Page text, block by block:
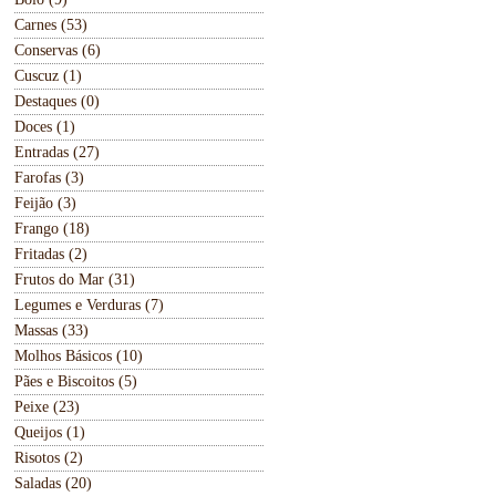
Carnes (53)
Conservas (6)
Cuscuz (1)
Destaques (0)
Doces (1)
Entradas (27)
Farofas (3)
Feijão (3)
Frango (18)
Fritadas (2)
Frutos do Mar (31)
Legumes e Verduras (7)
Massas (33)
Molhos Básicos (10)
Pães e Biscoitos (5)
Peixe (23)
Queijos (1)
Risotos (2)
Saladas (20)